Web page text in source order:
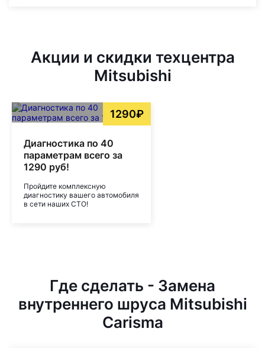
Акции и скидки техцентра
Mitsubishi
1290₽
Диагностика по 40
параметрам всего за
1290 руб!
Пройдите комплексную
диагностику вашего автомобиля
в сети наших СТО!
Где сделать - Замена
внутреннего шруса Mitsubishi
Carisma